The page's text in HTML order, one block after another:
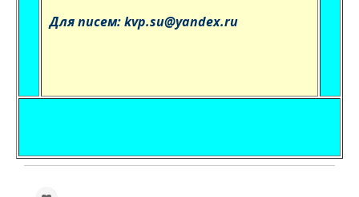
Для писем: kvp.su@yandex.ru